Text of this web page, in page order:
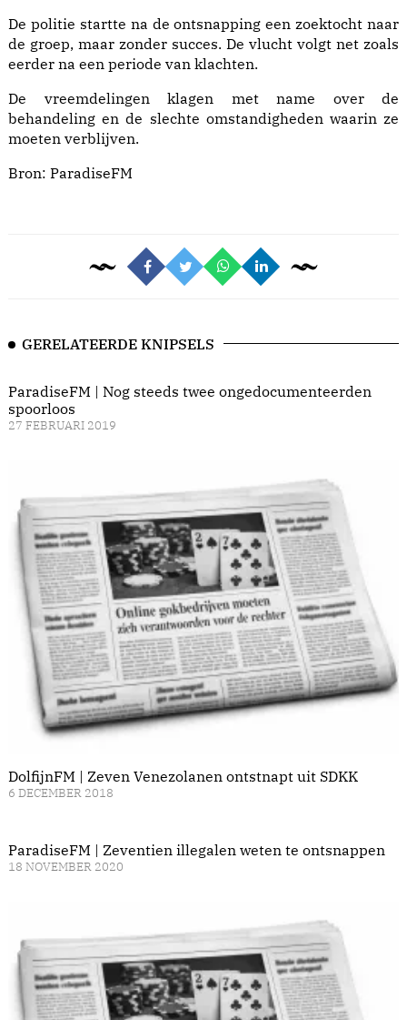
De politie startte na de ontsnapping een zoektocht naar
de groep, maar zonder succes. De vlucht volgt net zoals
eerder na een periode van klachten.
De vreemdelingen klagen met name over de
behandeling en de slechte omstandigheden waarin ze
moeten verblijven.
Bron: ParadiseFM
GERELATEERDE KNIPSELS
ParadiseFM | Nog steeds twee ongedocumenteerden
spoorloos
27 FEBRUARI 2019
DolfijnFM | Zeven Venezolanen ontstnapt uit SDKK
6 DECEMBER 2018
ParadiseFM | Zeventien illegalen weten te ontsnappen
18 NOVEMBER 2020